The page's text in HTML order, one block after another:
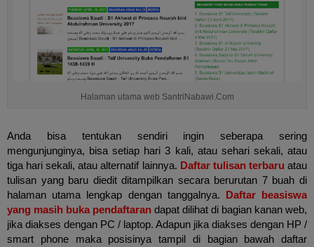
Halaman utama web SantriNabawi.Com
Anda bisa tentukan sendiri ingin seberapa sering
mengunjunginya, bisa setiap hari 3 kali, atau sehari sekali, atau
tiga hari sekali, atau alternatif lainnya. Daftar tulisan terbaru atau
tulisan yang baru diedit ditampilkan secara berurutan 7 buah di
halaman utama lengkap dengan tanggalnya. Daftar beasiswa
yang masih buka pendaftaran dapat dilihat di bagian kanan web,
jika diakses dengan PC / laptop. Adapun jika diakses dengan HP /
smart phone maka posisinya tampil di bagian bawah daftar